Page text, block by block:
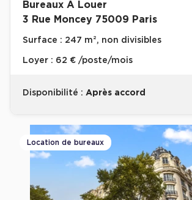
Bureaux A Louer
3 Rue Moncey 75009 Paris
Surface : 247 m², non divisibles
Loyer : 62 € /poste/mois
Disponibilité : Après accord
Location de bureaux